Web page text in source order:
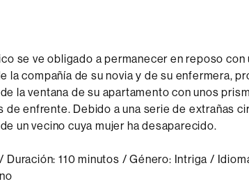
se ve obligado a permanecer en reposo con
la compañía de su novia y de su enfermera,
la ventana de su apartamento con unos
de enfrente. Debido a una serie de extrañas
un vecino cuya mujer ha desaparecido.
Duración: 110 minutos / Género: Intriga /